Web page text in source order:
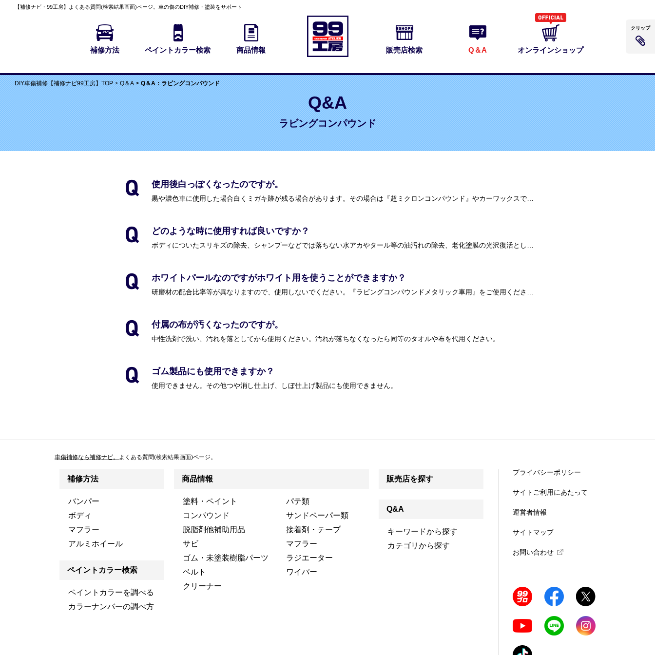
【補修ナビ・99工房】 よくある質問(検索結果画面)ページ。車の傷のDIY補修・塗装をサポート
補修方法 ペイントカラー検索 商品情報 販売店検索 Q＆A オンラインショップ
DIY車傷補修【補修ナビ99工房】TOP Q＆A Q＆A：ラビングコンパウンド
Q&A
ラビングコンパウンド
使用後白っぽくなったのですが。
黒や濃色車に使用した場合白くミガキ跡が残る場合があります。その場合は『超ミクロンコンパウンド』やカーワックスで仕上げると消えます。
どのような時に使用すれば良いですか？
ボディについたスリキズの除去、シャンプーなどでは落ちない水アカやタール等の油汚れの除去、老化塗膜の光沢復活としてご使用ください。
ホワイトパールなのですがホワイト用を使うことができますか？
研磨材の配合比率等が異なりますので、使用しないでください。『ラビングコンパウンドメタリック車用』をご使用ください。
付属の布が汚くなったのですが。
中性洗剤で洗い、汚れを落としてから使用ください。汚れが落ちなくなったら同等のタオルや布を代用ください。
ゴム製品にも使用できますか？
使用できません。その他つや消し仕上げ、しぼ仕上げ製品にも使用できません。
車傷補修なら補修ナビ。 よくある質問(検索結果画面)ページ。
補修方法
バンパー
ボディ
マフラー
アルミホイール
ペイントカラー検索
ペイントカラーを調べる
カラーナンバーの調べ方
商品情報
塗料・ペイント
パテ類
コンパウンド
サンドペーパー類
脱脂剤他補助用品
接着剤・テープ
サビ
マフラー
ゴム・未塗装樹脂パーツ
ラジエーター
ベルト
ワイパー
クリーナー
販売店を探す
Q&A
キーワードから探す
カテゴリから探す
プライバシーポリシー
サイトご利用にあたって
運営者情報
サイトマップ
お問い合わせ
クリップ